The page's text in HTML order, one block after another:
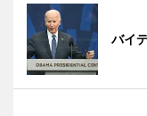
バイ